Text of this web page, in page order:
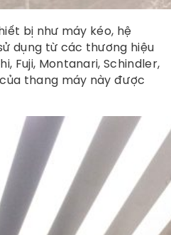
bị như máy kéo, hệ
dụng từ các thương hiệu
Fuji, Montanari, Schindler,
thang máy này được